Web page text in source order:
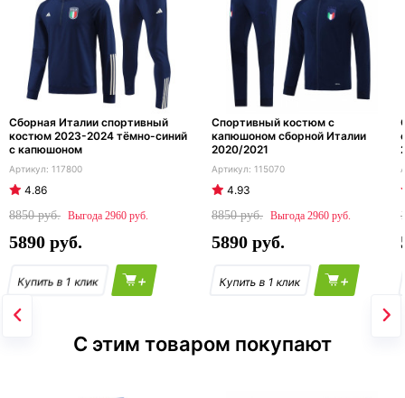
Сборная Италии спортивный
костюм 2023-2024 тёмно-синий
с капюшоном
117800
4.86
8850
2960
5890
+
Спортивный костюм с
капюшоном сборной Италии
2020/2021
115070
4.93
8850
2960
5890
+
С этим товаром покупают